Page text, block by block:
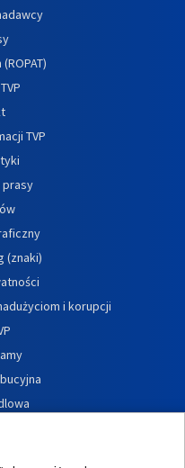
TVP
prasy
(znaki)
i korupcji